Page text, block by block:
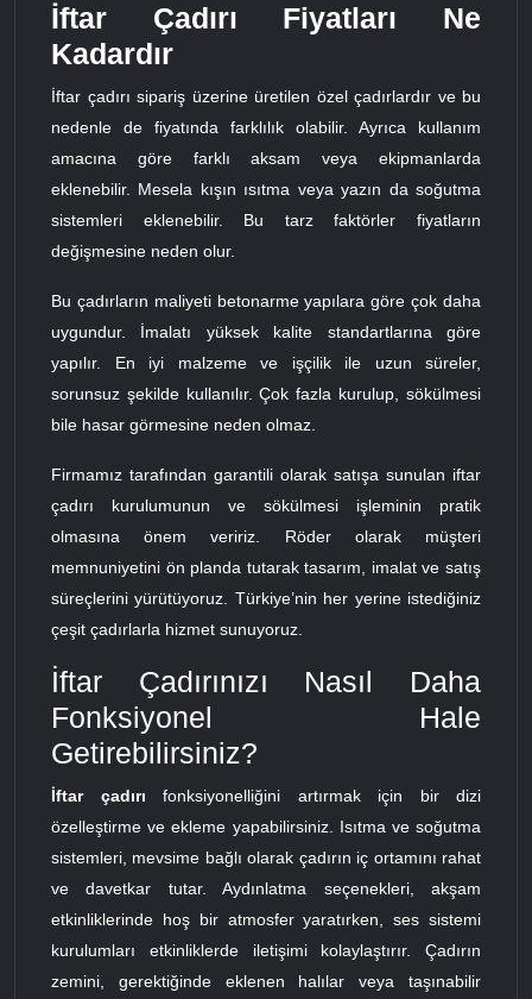
İftar Çadırı Fiyatları Ne
Kadardır
İftar çadırı sipariş üzerine üretilen özel çadırlardır ve bu
nedenle de fiyatında farklılık olabilir. Ayrıca kullanım
amacına göre farklı aksam veya ekipmanlarda
eklenebilir. Mesela kışın ısıtma veya yazın da soğutma
sistemleri eklenebilir. Bu tarz faktörler fiyatların
değişmesine neden olur.
Bu çadırların maliyeti betonarme yapılara göre çok daha
uygundur. İmalatı yüksek kalite standartlarına göre
yapılır. En iyi malzeme ve işçilik ile uzun süreler,
sorunsuz şekilde kullanılır. Çok fazla kurulup, sökülmesi
bile hasar görmesine neden olmaz.
Firmamız tarafından garantili olarak satışa sunulan iftar
çadırı kurulumunun ve sökülmesi işleminin pratik
olmasına önem veririz. Röder olarak müşteri
memnuniyetini ön planda tutarak tasarım, imalat ve satış
süreçlerini yürütüyoruz. Türkiye’nin her yerine istediğiniz
çeşit çadırlarla hizmet sunuyoruz.
İftar Çadırınızı Nasıl Daha
Fonksiyonel Hale
Getirebilirsiniz?
İftar çadırı fonksiyonelliğini artırmak için bir dizi
özelleştirme ve ekleme yapabilirsiniz. Isıtma ve soğutma
sistemleri, mevsime bağlı olarak çadırın iç ortamını rahat
ve davetkar tutar. Aydınlatma seçenekleri, akşam
etkinliklerinde hoş bir atmosfer yaratırken, ses sistemi
kurulumları etkinliklerde iletişimi kolaylaştırır. Çadırın
zemini, gerektiğinde eklenen halılar veya taşınabilir